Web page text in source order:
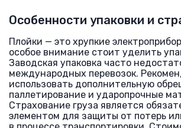
Особенности упаковки и
Плойки — это хрупкие
особое внимание стоит уделить
Заводская упаковка часто
международных перевозок.
использовать дополнительную
паллетирование и ударопрочные
Страхование груза является
элементом для защиты от потерь